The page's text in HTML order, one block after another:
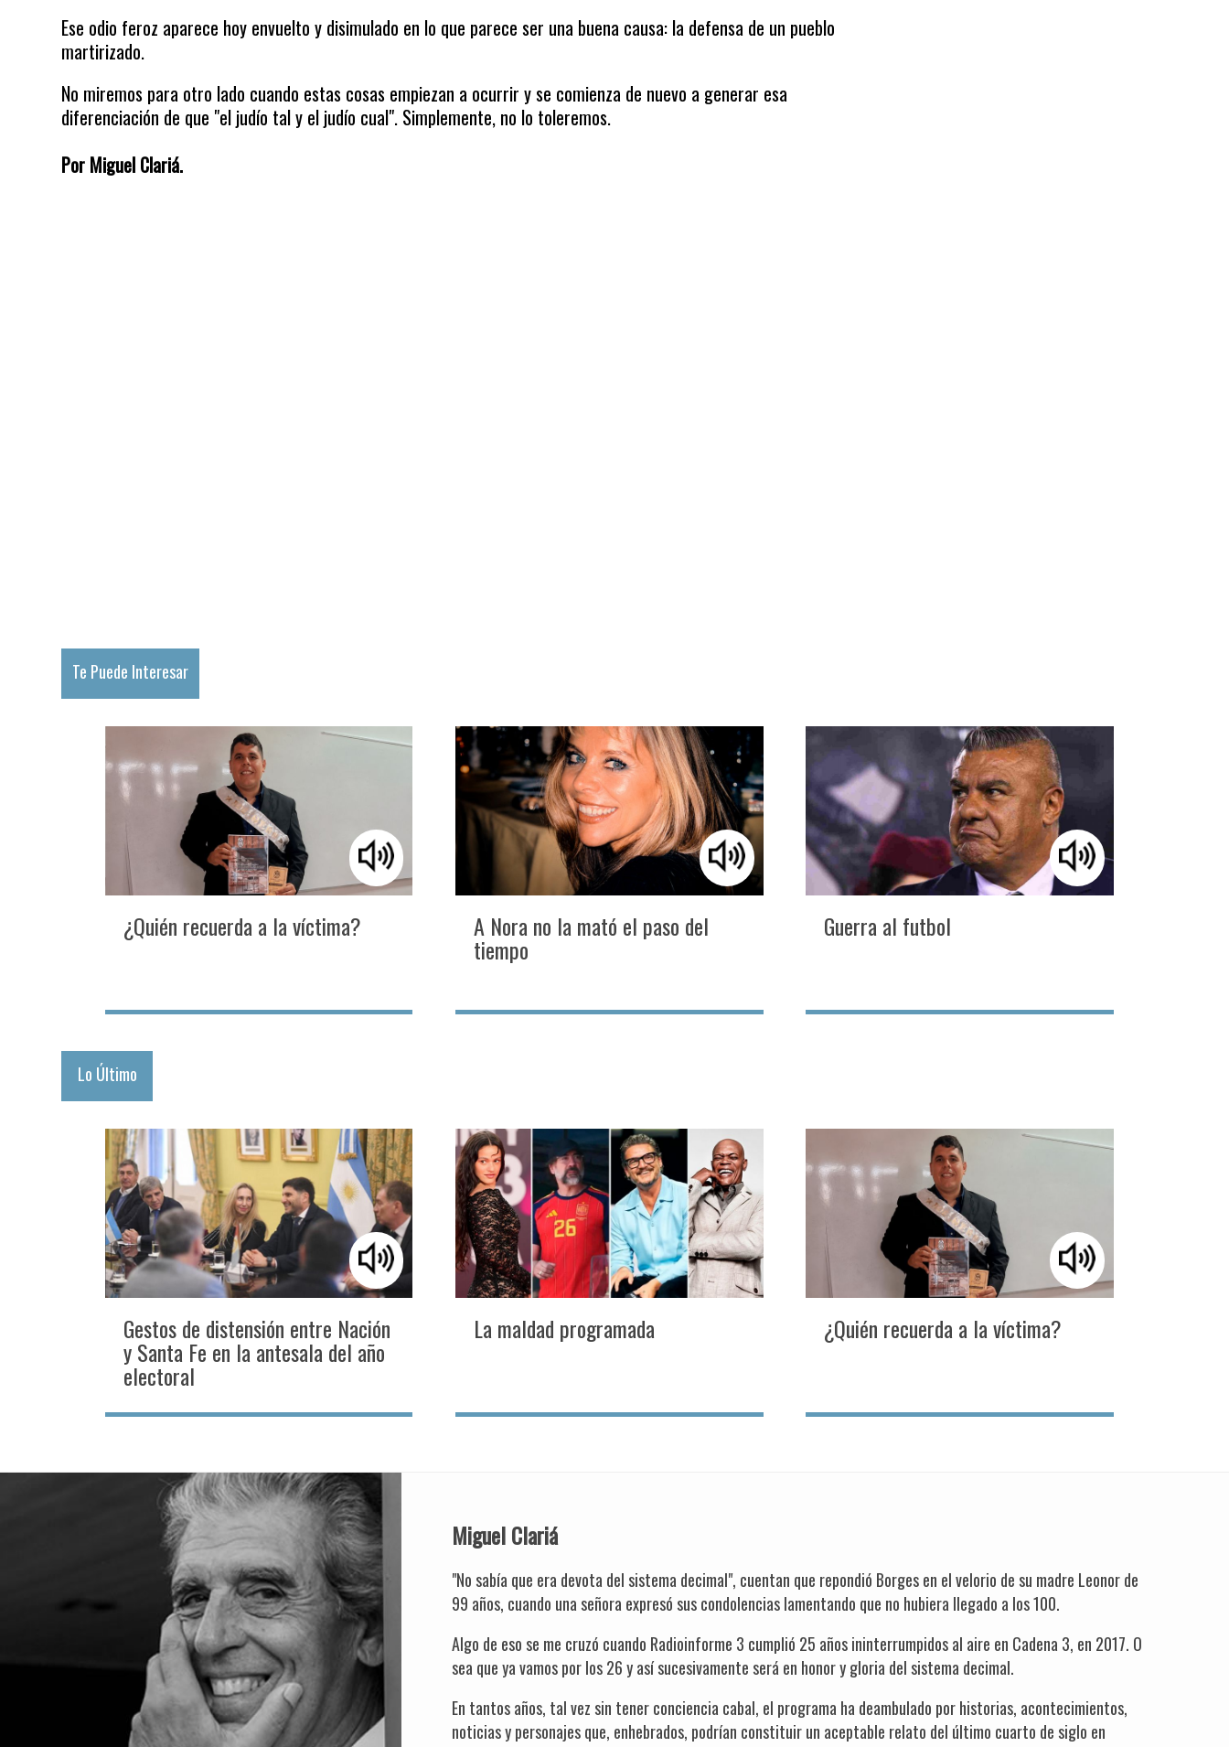
Ese odio feroz aparece hoy envuelto y disimulado en lo que parece ser una buena causa: la defensa de un pueblo
martirizado.
No miremos para otro lado cuando estas cosas empiezan a ocurrir y se comienza de nuevo a generar esa
diferenciación de que "el judío tal y el judío cual". Simplemente, no lo toleremos.
Por Miguel Clariá.
Te Puede Interesar
¿Quién recuerda a la víctima? A Nora no la mató el paso del
tiempo
Guerra al futbol
Lo Último
Gestos de distensión entre Nación
y Santa Fe en la antesala del año
electoral
La maldad programada ¿Quién recuerda a la víctima?
Miguel Clariá
"No sabía que era devota del sistema decimal", cuentan que repondió Borges en el velorio de su madre Leonor de
99 años, cuando una señora expresó sus condolencias lamentando que no hubiera llegado a los 100.
Algo de eso se me cruzó cuando Radioinforme 3 cumplió 25 años ininterrumpidos al aire en Cadena 3, en 2017. O
sea que ya vamos por los 26 y así sucesivamente será en honor y gloria del sistema decimal.
En tantos años, tal vez sin tener conciencia cabal, el programa ha deambulado por historias, acontecimientos,
noticias y personajes que, enhebrados, podrían constituir un aceptable relato del último cuarto de siglo en